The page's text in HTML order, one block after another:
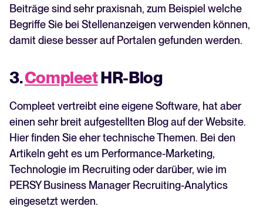
Beiträge sind sehr praxisnah, zum Beispiel welche
Begriffe Sie bei Stellenanzeigen verwenden können,
damit diese besser auf Portalen gefunden werden.
3.CompleetHR-Blog
Compleet vertreibt eine eigene Software, hat aber
einen sehr breit aufgestellten Blog auf der Website.
Hier finden Sie eher technische Themen. Bei den
Artikeln geht es um Performance-Marketing,
Technologie im Recruiting oder darüber, wie im
PERSY Business Manager Recruiting-Analytics
eingesetzt werden.